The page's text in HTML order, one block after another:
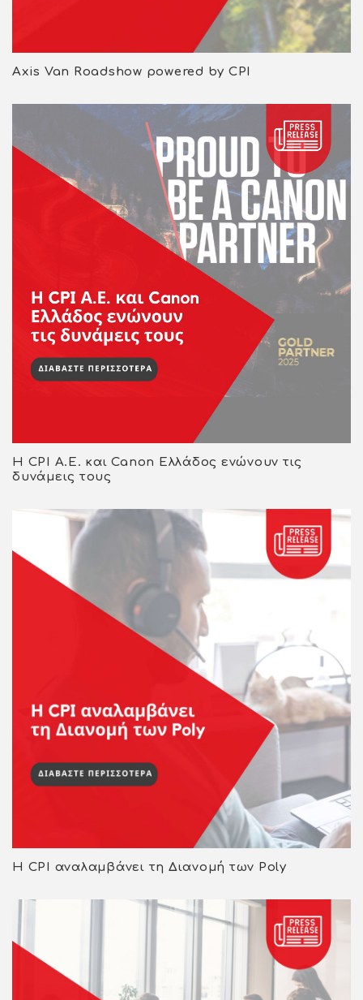
Axis Van Roadshow powered by CPI
Η CPI Α.Ε. και Canon Ελλάδος ενώνουν τις
δυνάμεις τους
Η CPI αναλαμβάνει τη Διανομή των Poly